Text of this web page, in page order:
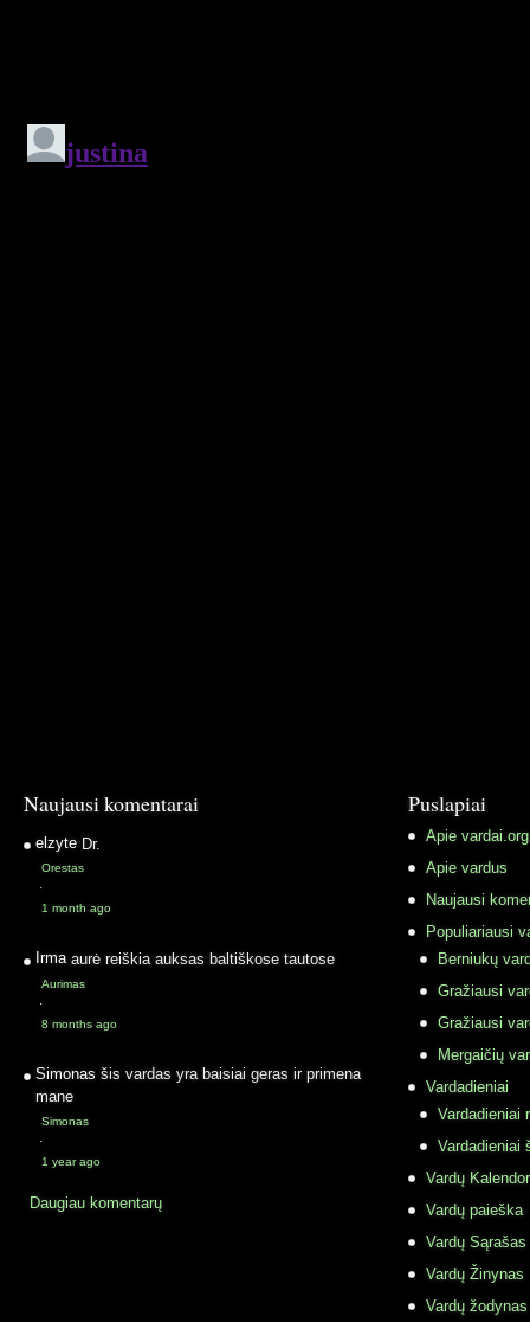
Naujausi komentarai
elzyte Dr.
Orestas
·
1 month ago
Irma aurė reiškia auksas baltiškose tautose
Aurimas
·
8 months ago
Simonas šis vardas yra baisiai geras ir primena
mane
Simonas
·
1 year ago
Daugiau komentarų
Puslapiai
Apie vardai.org
Apie vardus
Naujausi
Populiariausi
Berniukų
Gražiausi
Gražiausi
Mergaičių
Vardadieniai
Vardadieniai
Vardadieniai
Vardų
Vardų paieška
Vardų Sąrašas
Vardų Žinynas
Vardų